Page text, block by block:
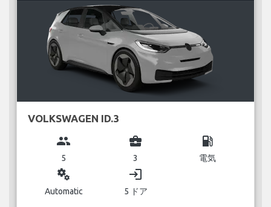
VOLKSWAGEN ID.3
group
5
business_center
3
local_gas_station
電気
miscellaneous_services
Automatic
login
5 ドア